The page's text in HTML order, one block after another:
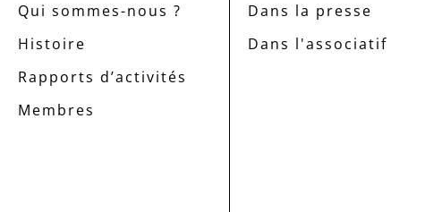
Qui sommes-nous ?
Histoire
Rapports d’activités
Membres
Dans la presse
Dans l'associatif